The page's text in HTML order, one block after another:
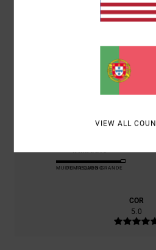
100% DOS NOSSOS
CONFORTO
TAMANHO
MUITO PEQUENO
DEMASIADO GRANDE
COR
5.0
VIEW ALL